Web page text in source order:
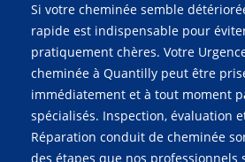
Si votre cheminée semble
rapide est indispensable pour
pratiquement chères. Votre
cheminée à Quantilly peut être
immédiatement et à tout moment
spécialisés. Inspection, évaluation
Réparation conduit de cheminée
des étapes que nos professionnels